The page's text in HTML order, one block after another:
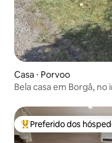
Casa ⋅ Porvoo
Bela casa em Borgå, no
Entre os melhores
Preferido dos